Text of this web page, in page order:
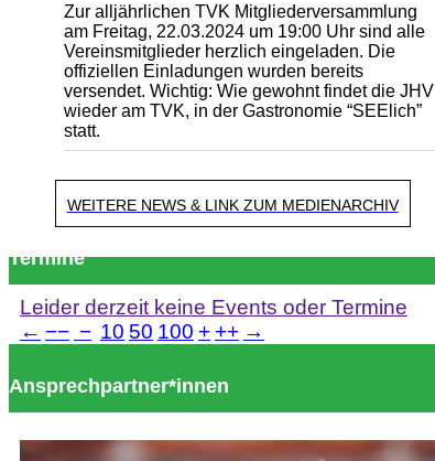
Zur alljährlichen TVK Mitgliederversammlung
am Freitag, 22.03.2024 um 19:00 Uhr sind alle
Vereinsmitglieder herzlich eingeladen. Die
offiziellen Einladungen wurden bereits
versendet. Wichtig: Wie gewohnt findet die JHV
wieder am TVK, in der Gastronomie “SEElich”
statt.
WEITERE NEWS & LINK ZUM MEDIENARCHIV
Termine
Leider derzeit keine Events oder Termine
← −− − 10 50 100 + ++ →
Ansprechpartner*innen